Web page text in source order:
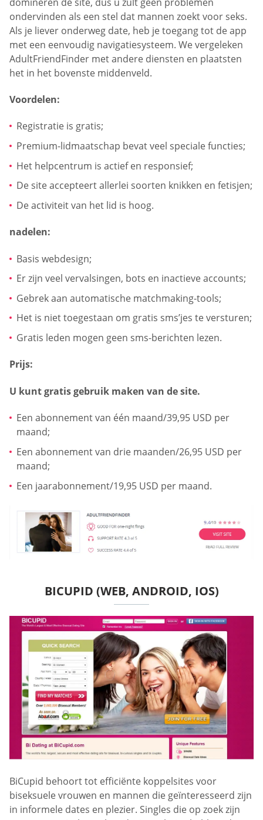
ondervinden als een stel dat mannen zoekt voor seks.
Als je liever onderweg date, heb je toegang tot de app
met een eenvoudig navigatiesysteem. We vergeleken
AdultFriendFinder met andere diensten en plaatsten
het in het bovenste middenveld.
Voordelen:
Registratie is gratis;
Premium-lidmaatschap bevat veel speciale functies;
Het helpcentrum is actief en responsief;
De site accepteert allerlei soorten knikken en fetisjen;
De activiteit van het lid is hoog.
nadelen:
Basis webdesign;
Er zijn veel vervalsingen, bots en inactieve accounts;
Gebrek aan automatische matchmaking-tools;
Het is niet toegestaan om gratis sms’jes te versturen;
Gratis leden mogen geen sms-berichten lezen.
Prijs:
U kunt gratis gebruik maken van de site.
Een abonnement van één maand/39,95 USD per
maand;
Een abonnement van drie maanden/26,95 USD per
maand;
Een jaarabonnement/19,95 USD per maand.
BICUPID (WEB, ANDROID, IOS)
BiCupid behoort tot efficiënte koppelsites voor
biseksuele vrouwen en mannen die geïnteresseerd zijn
in informele dates en plezier. Singles die op zoek zijn